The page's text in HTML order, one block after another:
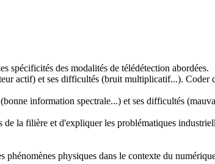
spécificités des modalités de télédétection abordées.
actif) et ses difficultés (bruit multiplicatif...). Coder
information spectrale...) et ses difficultés
la filière et d'expliquer les problématiques
physiques dans le contexte du